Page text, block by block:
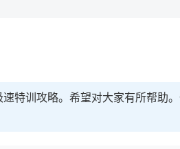
特训攻略。希望对大家有所帮助